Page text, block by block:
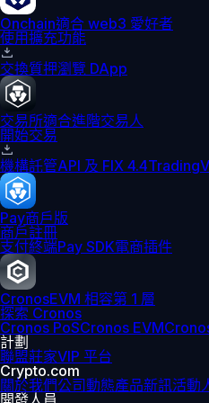
Onchain適合 web3 愛好者
使用擴充功能
交換質押瀏覽 DApp
交易所適合進階交易人
開始交易
機構託管API 及 FIX 4.4
Pay商戶版
商戶註冊
支付終端Pay SDK電商插件
CronosEVM 相容第 1 層
探索 Cronos
Cronos PoSCronos EVM
計劃
聯盟莊家VIP 平台
Crypto.com
關於我們公司動態產品新訊活動
開發人員